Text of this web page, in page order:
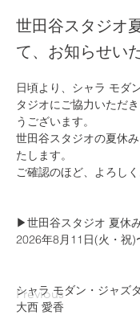
世田谷スタジオ
て、お知らせい
Previous
日頃より、シャラ モダ
タジオにご協力いただ
うございます。
世田谷スタジオの夏休
たします。
ご確認のほど、よろし
▶︎世田谷スタジオ 夏休
2026年8月11日(火・祝)
シャラ モダン・ジャズ
大西 愛香